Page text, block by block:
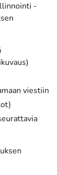
-
viestiin